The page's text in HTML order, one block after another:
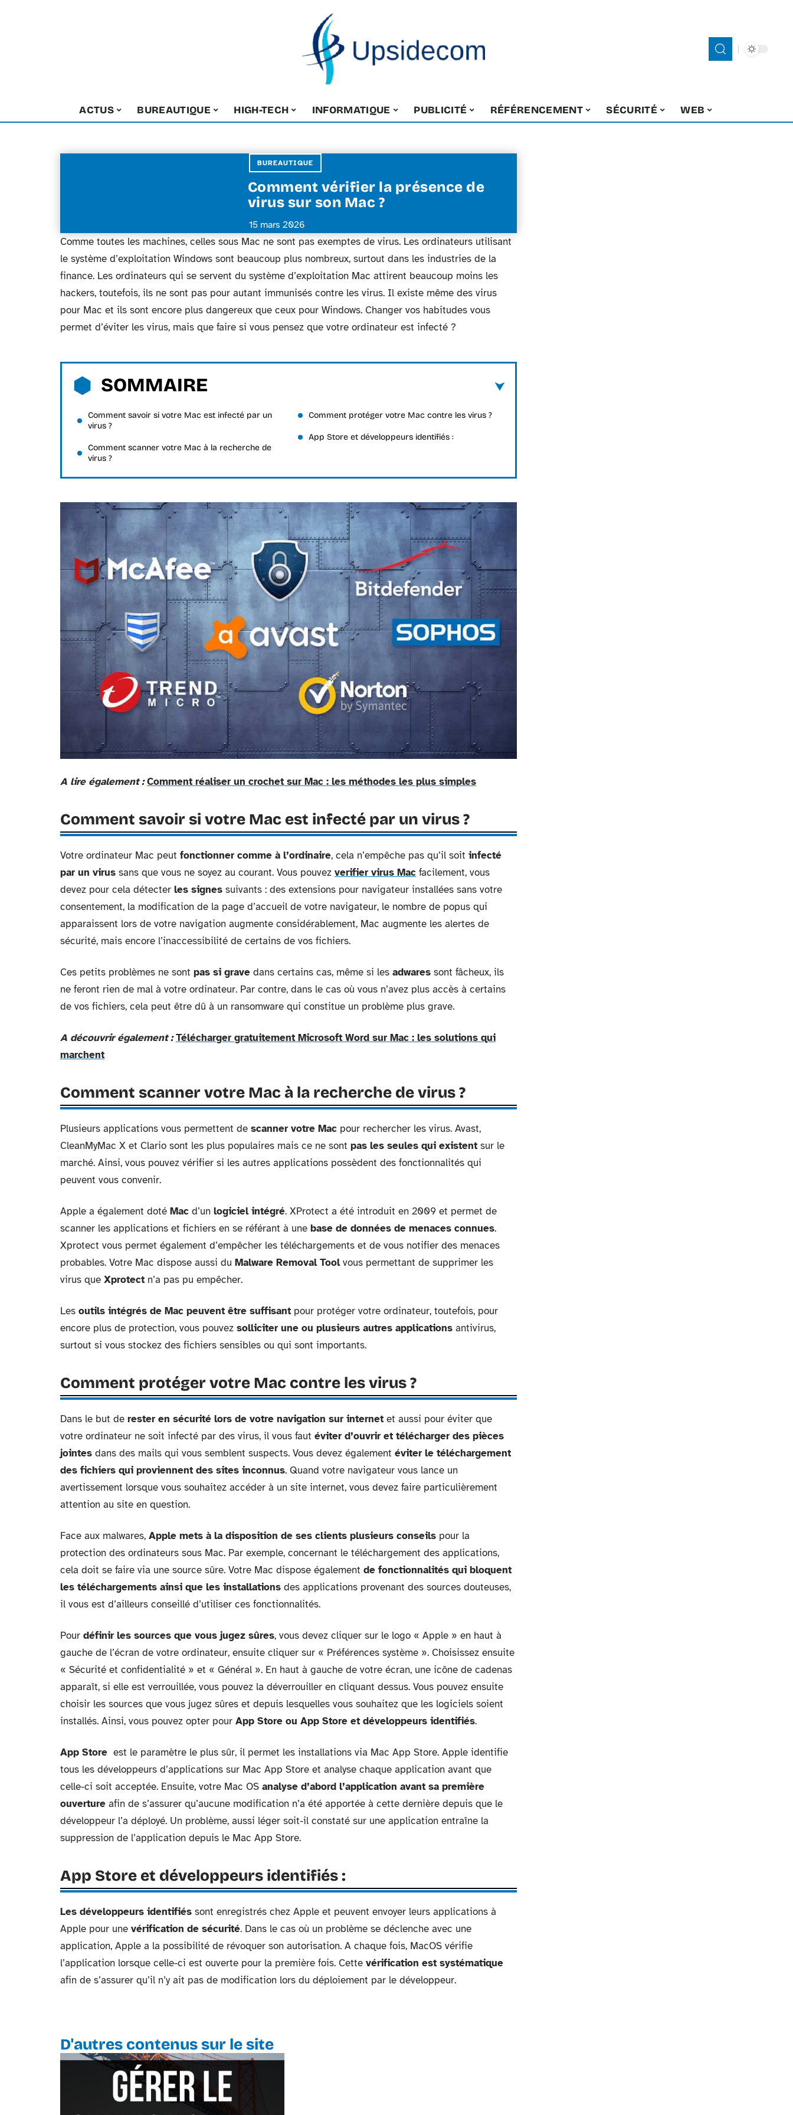
ACTUS BUREAUTIQUE HIGH-TECH INFORMATIQUE PUBLICITÉ RÉFÉRENCEMENT SÉCURITÉ WEB
BUREAUTIQUE
Comment vérifier la présence de
virus sur son Mac ?
15 mars 2026
Comme toutes les machines, celles sous Mac ne sont pas exemptes de virus. Les ordinateurs utilisant
le système d’exploitation Windows sont beaucoup plus nombreux, surtout dans les industries de la
finance. Les ordinateurs qui se servent du système d’exploitation Mac attirent beaucoup moins les
hackers, toutefois, ils ne sont pas pour autant immunisés contre les virus. Il existe même des virus
pour Mac et ils sont encore plus dangereux que ceux pour Windows. Changer vos habitudes vous
permet d’éviter les virus, mais que faire si vous pensez que votre ordinateur est infecté ?
SOMMAIRE
Comment savoir si votre Mac est infecté par un
virus ?
Comment scanner votre Mac à la recherche de
virus ?
Comment protéger votre Mac contre les virus ?
App Store et développeurs identifiés :
A lire également : Comment réaliser un crochet sur Mac : les méthodes les plus simples
Comment savoir si votre Mac est infecté par un virus ?
Votre ordinateur Mac peut fonctionner comme à l’ordinaire, cela n’empêche pas qu’il soit infecté
par un virus sans que vous ne soyez au courant. Vous pouvez verifier virus Mac facilement, vous
devez pour cela détecter les signes suivants : des extensions pour navigateur installées sans votre
consentement, la modification de la page d’accueil de votre navigateur, le nombre de popus qui
apparaissent lors de votre navigation augmente considérablement, Mac augmente les alertes de
sécurité, mais encore l’inaccessibilité de certains de vos fichiers.
Ces petits problèmes ne sont pas si grave dans certains cas, même si les adwares sont fâcheux, ils
ne feront rien de mal à votre ordinateur. Par contre, dans le cas où vous n’avez plus accès à certains
de vos fichiers, cela peut être dû à un ransomware qui constitue un problème plus grave.
A découvrir également : Télécharger gratuitement Microsoft Word sur Mac : les solutions qui
marchent
Comment scanner votre Mac à la recherche de virus ?
Plusieurs applications vous permettent de scanner votre Mac pour rechercher les virus. Avast,
CleanMyMac X et Clario sont les plus populaires mais ce ne sont pas les seules qui existent sur le
marché. Ainsi, vous pouvez vérifier si les autres applications possèdent des fonctionnalités qui
peuvent vous convenir.
Apple a également doté Mac d’un logiciel intégré. XProtect a été introduit en 2009 et permet de
scanner les applications et fichiers en se référant à une base de données de menaces connues.
Xprotect vous permet également d’empêcher les téléchargements et de vous notifier des menaces
probables. Votre Mac dispose aussi du Malware Removal Toolvous permettant de supprimer les
virus que Xprotect n’a pas pu empêcher.
Les outils intégrés de Mac peuvent être suffisant pour protéger votre ordinateur, toutefois, pour
encore plus de protection, vous pouvez solliciter une ou plusieurs autres applications antivirus,
surtout si vous stockez des fichiers sensibles ou qui sont importants.
Comment protéger votre Mac contre les virus ?
Dans le but de rester en sécurité lors de votre navigation sur internet et aussi pour éviter que
votre ordinateur ne soit infecté par des virus, il vous faut éviter d’ouvrir et télécharger des pièces
jointes dans des mails qui vous semblent suspects. Vous devez également éviter le téléchargement
des fichiers qui proviennent des sites inconnus. Quand votre navigateur vous lance un
avertissement lorsque vous souhaitez accéder à un site internet, vous devez faire particulièrement
attention au site en question.
Face aux malwares, Apple mets à la disposition de ses clients plusieurs conseils pour la
protection des ordinateurs sous Mac. Par exemple, concernant le téléchargement des applications,
cela doit se faire via une source sûre. Votre Mac dispose également de fonctionnalités qui bloquent
les téléchargements ainsi que les installations des applications provenant des sources douteuses,
il vous est d’ailleurs conseillé d’utiliser ces fonctionnalités.
Pour définir les sources que vous jugez sûres, vous devez cliquer sur le logo « Apple » en haut à
gauche de l’écran de votre ordinateur, ensuite cliquer sur « Préférences système ». Choisissez ensuite
« Sécurité et confidentialité » et « Général ». En haut à gauche de votre écran, une icône de cadenas
apparaît, si elle est verrouillée, vous pouvez la déverrouiller en cliquant dessus. Vous pouvez ensuite
choisir les sources que vous jugez sûres et depuis lesquelles vous souhaitez que les logiciels soient
installés. Ainsi, vous pouvez opter pour App Store ou App Store et développeurs identifiés.
App Store est le paramètre le plus sûr, il permet les installations via Mac App Store. Apple identifie
tous les développeurs d’applications sur Mac App Store et analyse chaque application avant que
celle-ci soit acceptée. Ensuite, votre Mac OS analyse d’abord l’application avant sa première
ouverture afin de s’assurer qu’aucune modification n’a été apportée à cette dernière depuis que le
développeur l’a déployé. Un problème, aussi léger soit-il constaté sur une application entraîne la
suppression de l’application depuis le Mac App Store.
App Store et développeurs identifiés :
Les développeurs identifiés sont enregistrés chez Apple et peuvent envoyer leurs applications à
Apple pour une vérification de sécurité. Dans le cas où un problème se déclenche avec une
application, Apple a la possibilité de révoquer son autorisation. A chaque fois, MacOS vérifie
l’application lorsque celle-ci est ouverte pour la première fois. Cette vérification est systématique
afin de s’assurer qu’il n’y ait pas de modification lors du déploiement par le développeur.
D'autres contenus sur le site